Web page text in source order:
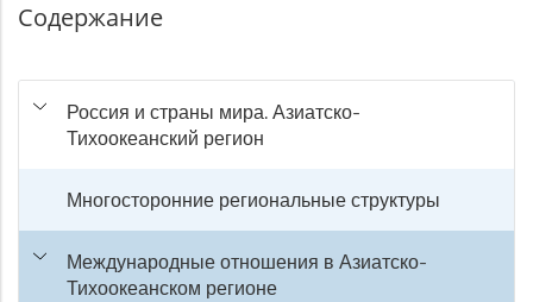
Содержание
Россия и страны мира. Азиатско-
Тихоокеанский регион
Многосторонние региональные структуры
Международные отношения в Азиатско-
Тихоокеанском регионе